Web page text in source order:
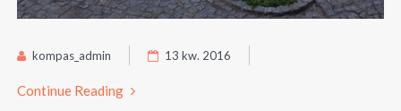
kompas_admin 13 kw. 2016
Continue Reading